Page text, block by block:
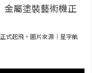
正式起飛。圖片來源｜星宇航